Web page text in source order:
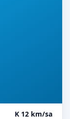
K 12 km/sa